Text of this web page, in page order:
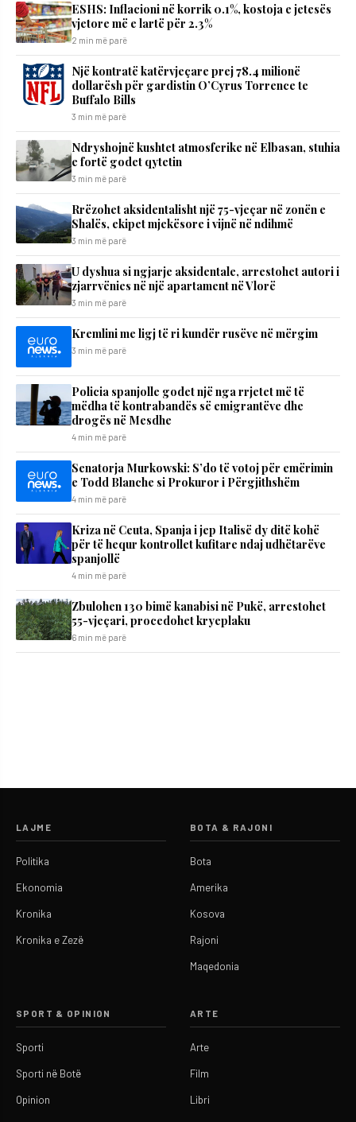
ESHS: Inflacioni në korrik 0.1%, kostoja e jetesës
vjetore më e lartë për 2.3%
2 min më parë
Një kontratë katërvjeçare prej 78.4 milionë
dollarësh për gardistin O’Cyrus Torrence te
Buffalo Bills
3 min më parë
Ndryshojnë kushtet atmosferike në Elbasan, stuhia
e fortë godet qytetin
3 min më parë
Rrëzohet aksidentalisht një 75-vjeçar në zonën e
Shalës, ekipet mjekësore i vijnë në ndihmë
3 min më parë
U dyshua si ngjarje aksidentale, arrestohet autori i
zjarrvënies në një apartament në Vlorë
3 min më parë
Kremlini me ligj të ri kundër rusëve në mërgim
3 min më parë
Policia spanjolle godet një nga rrjetet më të
mëdha të kontrabandës së emigrantëve dhe
drogës në Mesdhe
4 min më parë
Senatorja Murkowski: S’do të votoj për emërimin
e Todd Blanche si Prokuror i Përgjithshëm
4 min më parë
Kriza në Ceuta, Spanja i jep Italisë dy ditë kohë
për të hequr kontrollet kufitare ndaj udhëtarëve
spanjollë
4 min më parë
Zbulohen 130 bimë kanabisi në Pukë, arrestohet
55-vjeçari, procedohet kryeplaku
6 min më parë
LAJME
Politika
Ekonomia
Kronika
Kronika e Zezë
BOTA & RAJONI
Bota
Amerika
Kosova
Rajoni
Maqedonia
SPORT & OPINION
Sporti
Sporti në Botë
Opinion
ARTE
Arte
Film
Libri